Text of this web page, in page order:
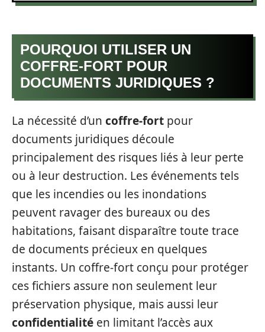
POURQUOI UTILISER UN
COFFRE-FORT POUR
DOCUMENTS JURIDIQUES ?
La nécessité d’un coffre-fort pour
documents juridiques découle
principalement des risques liés à leur perte
ou à leur destruction. Les événements tels
que les incendies ou les inondations
peuvent ravager des bureaux ou des
habitations, faisant disparaître toute trace
de documents précieux en quelques
instants. Un coffre-fort conçu pour protéger
ces fichiers assure non seulement leur
préservation physique, mais aussi leur
confidentialité en limitant l’accès aux